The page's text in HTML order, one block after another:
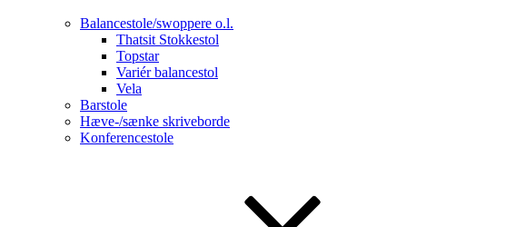
Balancestole/swoppere o.l.
Thatsit Stokkestol
Topstar
Variér balancestol
Vela
Barstole
Hæve-/sænke skriveborde
Konferencestole